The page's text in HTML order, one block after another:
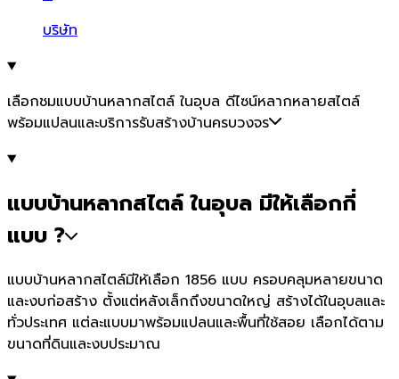
บริษัท
เลือกชมแบบบ้านหลากสไตล์ ในอุบล ดีไซน์หลากหลายสไตล์
พร้อมแปลนและบริการรับสร้างบ้านครบวงจร
แบบบ้านหลากสไตล์ ในอุบล มีให้เลือกกี่
แบบ ?
แบบบ้านหลากสไตล์มีให้เลือก 1856 แบบ ครอบคลุมหลายขนาด
และงบก่อสร้าง ตั้งแต่หลังเล็กถึงขนาดใหญ่ สร้างได้ในอุบลและ
ทั่วประเทศ แต่ละแบบมาพร้อมแปลนและพื้นที่ใช้สอย เลือกได้ตาม
ขนาดที่ดินและงบประมาณ